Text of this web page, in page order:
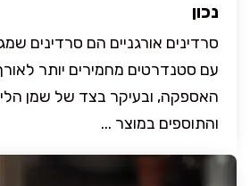
נכון
סרדינים אורגניים הם סרדינים
עם סטנדרטים מחמירים יותר
האספקה, ובעיקר בצד של שמן
והתוספים במוצר ...